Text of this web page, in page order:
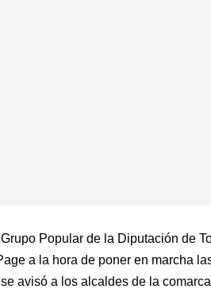
Popular de la Diputación de
a la hora de poner en marcha
avisó a los alcaldes de la